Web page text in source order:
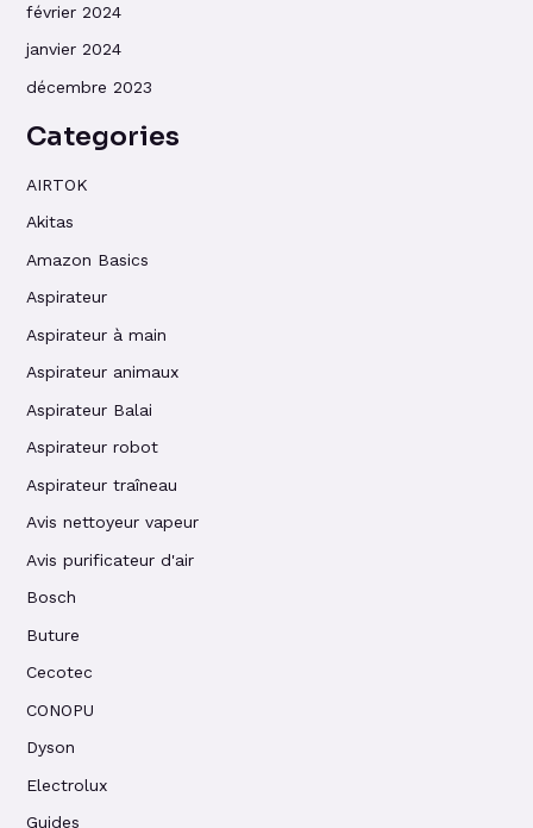
février 2024
janvier 2024
décembre 2023
Categories
AIRTOK
Akitas
Amazon Basics
Aspirateur
Aspirateur à main
Aspirateur animaux
Aspirateur Balai
Aspirateur robot
Aspirateur traîneau
Avis nettoyeur vapeur
Avis purificateur d'air
Bosch
Buture
Cecotec
CONOPU
Dyson
Electrolux
Guides